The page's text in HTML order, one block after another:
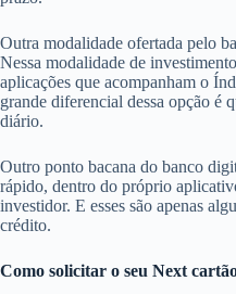
Outra modalidade ofertada pelo
Nessa modalidade de
aplicações que acompanham o
grande diferencial dessa opção é
diário.
Outro ponto bacana do banco
rápido, dentro do próprio
investidor. E esses são apenas
crédito.
Como solicitar o seu Next